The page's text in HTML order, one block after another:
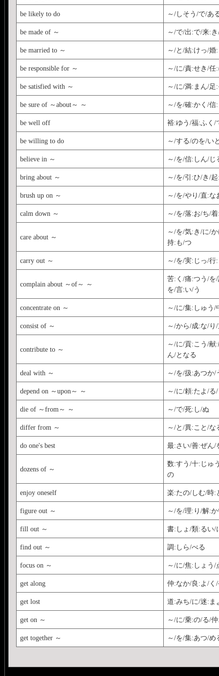
be likely to do ～/しそう/で/あ
be made of ～ ～/で/出:で/来:
be married to ～ ～/と/結:けっ/婚
be responsible for ～ ～/に/責:せき/任
be satisfied with ～ ～/に/満:まん/足
be sure of ～about～ ～ ～/を/確:かく/信
be well off 裕:ゆう/福:ふく/
be willing to do ～/する/のを/い
believe in ～ ～/を/信:しん/じ
bring about ～ ～/を/引:ひ/き/
brush up on ～ ～/を/やり/直:
calm down ～ ～/を/落:お/ち/
care about ～
～/を/気:き/に/
持:も/つ
carry out ～ ～/を/実:じっ/行
complain about ～of～ ～
苦:く/痛:つう/を
を/言:い/う
concentrate on ～ ～/に/集:しゅう/
consist of ～ ～/から/成:な/
contribute to ～
～/に/貢:こう/
ん/となる
deal with ～ ～/を/扱:あつか
depend on ～upon～ ～ ～/に/頼:たよ/
die of ～from～ ～ ～/で/死:し/ぬ
differ from ～ ～/と/異:こと/な
do one's best 最:さい/善:ぜん/
dozens of ～
数:すう/十:じゅ
の
enjoy oneself 楽:たの/しむ/時:
figure out ～ ～/を/理:り/解:
fill out ～ 書:しょ/類:るい/
find out ～ 調:しら/べる
focus on ～ ～/に/焦:しょう
get along 仲:なか/良:よ/く
get lost 道:みち/に/迷:ま
get on ～ ～/に/乗:の/る/
get together ～ ～/を/集:あつ/め